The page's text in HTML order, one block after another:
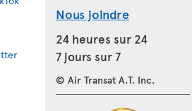
Nous joindre
24 heures sur 24
7 jours sur 7
© Air Transat A.T. Inc.